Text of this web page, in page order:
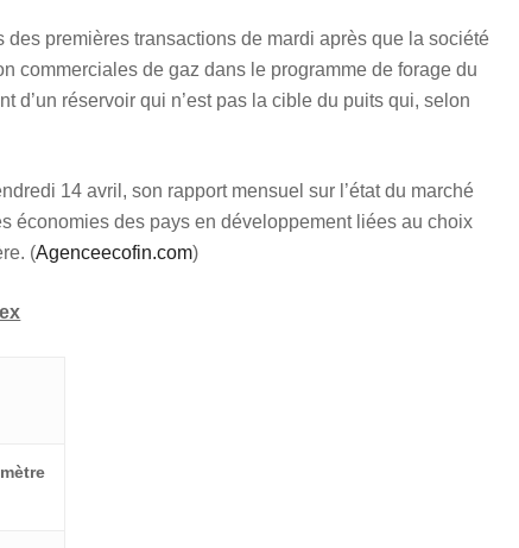
des premières transactions de mardi après que la société
commerciales de gaz dans le programme de forage du
d’un réservoir qui n’est pas la cible du puits qui, selon
14 avril, son rapport mensuel sur l’état du marché
économies des pays en développement liées au choix
(Agenceecofin.com)